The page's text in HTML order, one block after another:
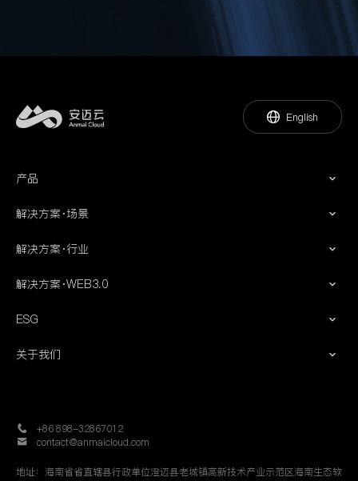
English
产品
分布式CDN
云GPU
解决方案·场景
容灾与备份
安全计算
物理云
机器学习
解决方案·行业
科研
政务
生物基因
解决方案·WEB3.0
区块链
ESG
ESG报告（即将上线）
关于我们
人才招聘
+86 898-32867012
contact@anmaicloud.com
地址：海南省省直辖县行政单位澄迈县老城镇高新技术产业示范区海南生态软